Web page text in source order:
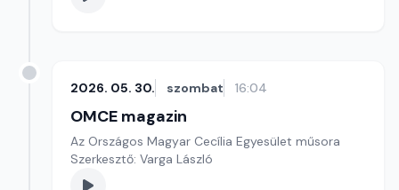
2026. 05. 30. szombat 16:04
OMCE magazin
Az Országos Magyar Cecília Egyesület műsora
Szerkesztő: Varga László